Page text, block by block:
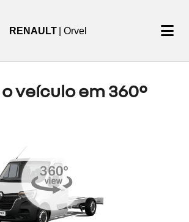
RENAULT | Orvel
veículo em 360°